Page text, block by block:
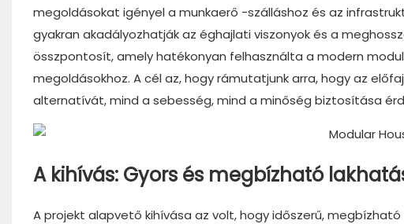
megoldásokat igényel a munkaerő -szálláshoz és az
gyakran akadályozhatják az éghajlati viszonyok és a
összpontosít, amely hatékonyan felhasználta a modern
megoldásokhoz. A cél az, hogy rámutatjunk arra, hogy az
alternatívát, mind a sebesség, mind a minőség biztosítása
A kihívás: Gyors és megbízható
A projekt alapvető kihívása az volt, hogy időszerű,